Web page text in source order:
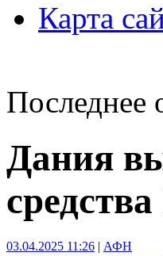
Карта
Последнее
Дания
03.04.2025 11:26 | АФН